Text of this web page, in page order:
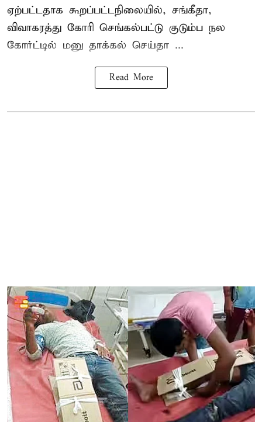
ஏற்பட்டதாக கூறப்பட்டநிலையில், சங்கீதா,
விவாகரத்து கோரி செங்கல்பட்டு குடும்ப நல
கோர்ட்டில் மனு தாக்கல் செய்தா ...
Read More